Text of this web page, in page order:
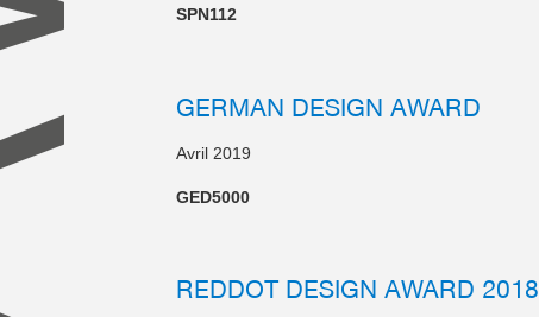
SPN112
GERMAN DESIGN AWARD
Avril 2019
GED5000
REDDOT DESIGN AWARD 2018